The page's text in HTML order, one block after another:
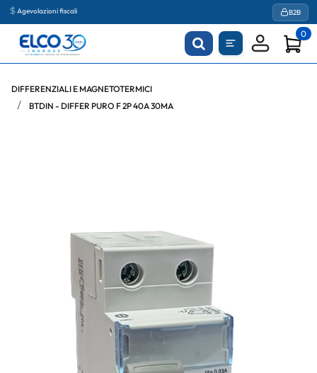
Agevolazioni fiscali B2B
0
DIFFERENZIALI E MAGNETOTERMICI
BTDIN - DIFFER PURO F 2P 40A 30MA